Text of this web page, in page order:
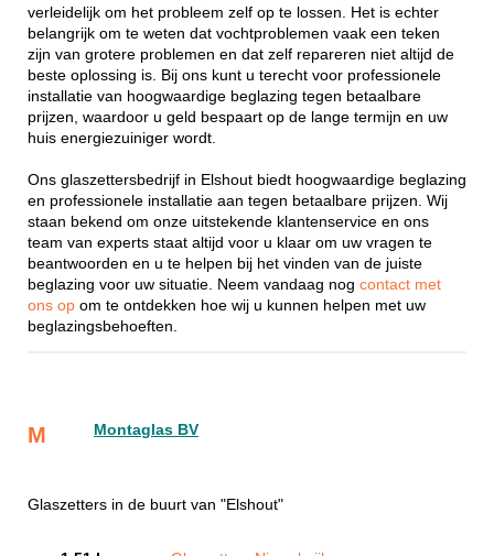
verleidelijk om het probleem zelf op te lossen. Het is echter
belangrijk om te weten dat vochtproblemen vaak een teken
zijn van grotere problemen en dat zelf repareren niet altijd de
beste oplossing is. Bij ons kunt u terecht voor professionele
installatie van hoogwaardige beglazing tegen betaalbare
prijzen, waardoor u geld bespaart op de lange termijn en uw
huis energiezuiniger wordt.
Ons glaszettersbedrijf in Elshout biedt hoogwaardige beglazing
en professionele installatie aan tegen betaalbare prijzen. Wij
staan bekend om onze uitstekende klantenservice en ons
team van experts staat altijd voor u klaar om uw vragen te
beantwoorden en u te helpen bij het vinden van de juiste
beglazing voor uw situatie. Neem vandaag nog contact met
ons op om te ontdekken hoe wij u kunnen helpen met uw
beglazingsbehoeften.
M Montaglas BV
Glaszetters in de buurt van "Elshout"